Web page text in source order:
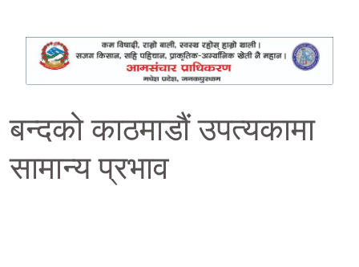
बन्दको काठमाडौं उपत्यकामा
सामान्य प्रभाव